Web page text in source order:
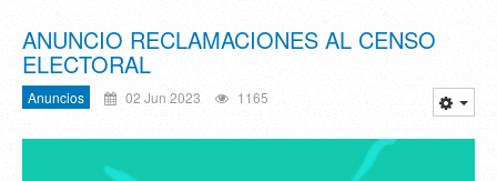
ANUNCIO RECLAMACIONES AL CENSO
ELECTORAL
Anuncios 02 Jun 2023 1165